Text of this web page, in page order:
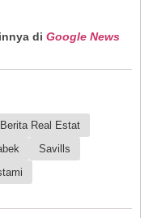
di Google News
Berita Real Estat
Savills